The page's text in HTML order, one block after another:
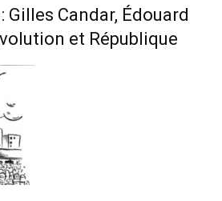
Gilles Candar, Édouard
et République